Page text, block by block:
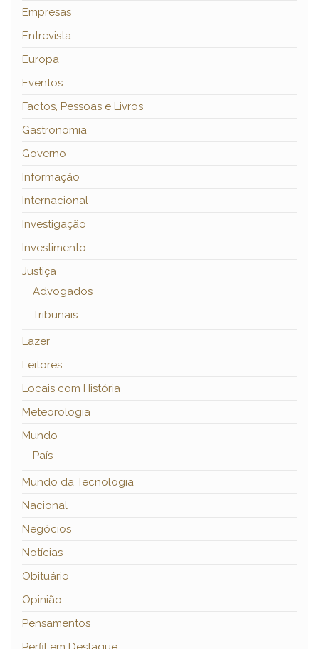
Empresas
Entrevista
Europa
Eventos
Factos, Pessoas e Livros
Gastronomia
Governo
Informação
Internacional
Investigação
Investimento
Justiça
Advogados
Tribunais
Lazer
Leitores
Locais com História
Meteorologia
Mundo
País
Mundo da Tecnologia
Nacional
Negócios
Notícias
Obituário
Opinião
Pensamentos